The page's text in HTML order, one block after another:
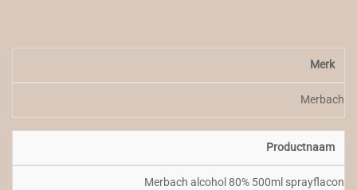
Merk
Merbach
Productnaam
Merbach alcohol 80% 500ml sprayflacon